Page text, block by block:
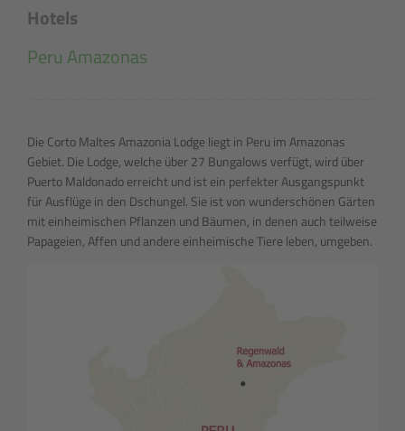
Hotels
Peru Amazonas
Die Corto Maltes Amazonia Lodge liegt in Peru im Amazonas
Gebiet. Die Lodge, welche über 27 Bungalows verfügt, wird über
Puerto Maldonado erreicht und ist ein perfekter Ausgangspunkt
für Ausflüge in den Dschungel. Sie ist von wunderschönen Gärten
mit einheimischen Pflanzen und Bäumen, in denen auch teilweise
Papageien, Affen und andere einheimische Tiere leben, umgeben.